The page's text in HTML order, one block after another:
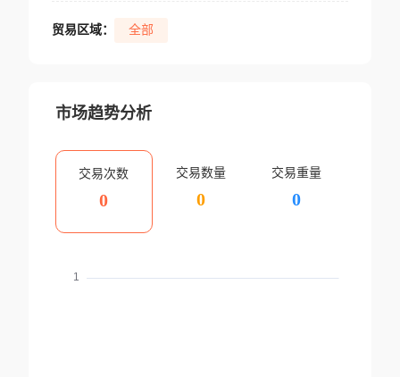
贸易区域： 全部
市场趋势分析
交易次数
0
交易数量
0
交易重量
0